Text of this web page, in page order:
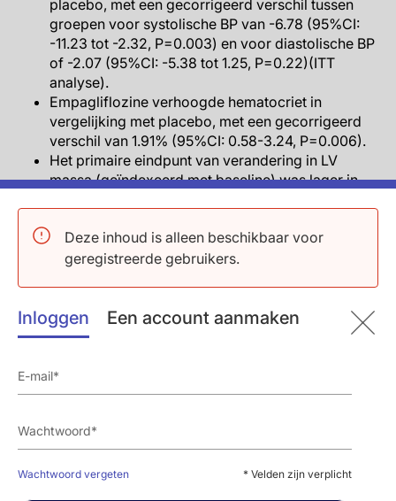
Deze inhoud is alleen beschikbaar voor
geregistreerde gebruikers.
Inloggen Een account aanmaken
Wachtwoord vergeten * Velden zijn verplicht
placebo, met een gecorrigeerd verschil tussen
groepen voor systolische BP van -6.78 (95%CI:
-11.23 tot -2.32, P=0.003) en voor diastolische BP
of -2.07 (95%CI: -5.38 tot 1.25, P=0.22)(ITT
analyse).
Empagliflozine verhoogde hematocriet in
vergelijking met placebo, met een gecorrigeerd
verschil van 1.91% (95%CI: 0.58-3.24, P=0.006).
Het primaire eindpunt van verandering in LV
massa (geïndexeerd met baseline) was lager in
-5.9 tot -0.81, P=0.01).
Sensitivityanalyses voor LVM-regressie met LVM
Een vooraf gespecificeerde subgroupanalyse op
basis van baseline LVMI (LVM met papillaire
liet een significante interactie zien (P-interactie:
0.007) voor LVMI ≤60 vs >60 g/m² en het
behandelgroepen: -0.46, 95%CI: -3.44 tot 2.52,
>60: adj verschil: -7.26, 95%CI: -11.4 tot -3.12).
Secundaire cMRI uitkomsten omvatten geen